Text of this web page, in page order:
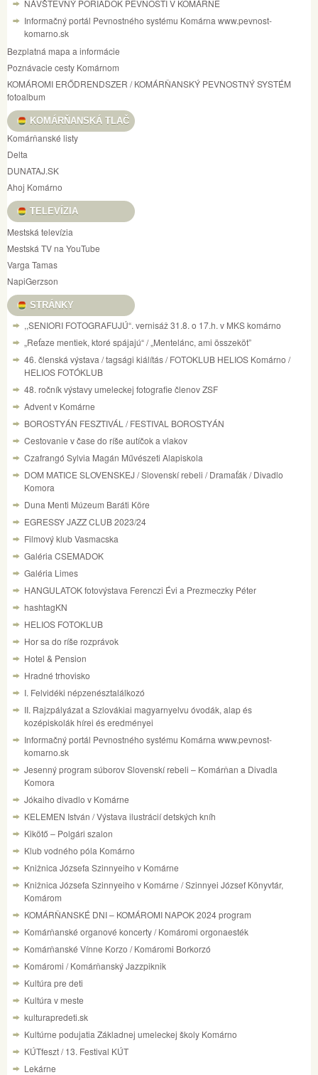
NÁVŠTEVNÝ PORIADOK PEVNOSTI V KOMÁRNE
Informačný portál Pevnostného systému Komárna www.pevnost-
komarno.sk
Bezplatná mapa a informácie
Poznávacie cesty Komárnom
KOMÁROMI ERŐDRENDSZER / KOMÁRŇANSKÝ PEVNOSTNÝ SYSTÉM
fotoalbum
KOMÁRŇANSKÁ TLAČ
Komárňanské listy
Delta
DUNATAJ.SK
Ahoj Komárno
TELEVÍZIA
Mestská televízia
Mestská TV na YouTube
Varga Tamas
NapiGerzson
STRÁNKY
,,SENIORI FOTOGRAFUJÚ“. vernisáž 31.8. o 17.h. v MKS komárno
„Reťaze mentiek, ktoré spájajú“ / „Mentelánc, ami összeköt”
46. členská výstava / tagsági kiálítás / FOTOKLUB HELIOS Komárno /
HELIOS FOTÓKLUB
48. ročník výstavy umeleckej fotografie členov ZSF
Advent v Komárne
BOROSTYÁN FESZTIVÁL / FESTIVAL BOROSTYÁN
Cestovanie v čase do ríše autíčok a vlakov
Czafrangó Sylvia Magán Művészeti Alapiskola
DOM MATICE SLOVENSKEJ / Slovenskí rebeli / Dramaťák / Divadlo
Komora
Duna Menti Múzeum Baráti Köre
EGRESSY JAZZ CLUB 2023/24
Filmový klub Vasmacska
Galéria CSEMADOK
Galéria Limes
HANGULATOK fotovýstava Ferenczi Évi a Prezmeczky Péter
hashtagKN
HELIOS FOTOKLUB
Hor sa do ríše rozprávok
Hotel & Pension
Hradné trhovisko
I. Felvidéki népzenésztalálkozó
II. Rajzpályázat a Szlovákiai magyarnyelvu óvodák, alap és
kozépiskolák hírei és eredményei
Informačný portál Pevnostného systému Komárna www.pevnost-
komarno.sk
Jesenný program súborov Slovenskí rebeli – Komárňan a Divadla
Komora
Jókaiho divadlo v Komárne
KELEMEN István / Výstava ilustrácií detských kníh
Kikötő – Polgári szalon
Klub vodného póla Komárno
Knižnica Józsefa Szinnyeiho v Komárne
Knižnica Józsefa Szinnyeiho v Komárne / Szinnyei József Könyvtár,
Komárom
KOMÁRŇANSKÉ DNI – KOMÁROMI NAPOK 2024 program
Komárňanské organové koncerty / Komáromi orgonaesték
Komárňanské Vínne Korzo / Komáromi Borkorzó
Komáromi / Komárňanský Jazzpiknik
Kultúra pre deti
Kultúra v meste
kulturapredeti.sk
Kultúrne podujatia Základnej umeleckej školy Komárno
KÚTfeszt / 13. Festival KÚT
Lekárne